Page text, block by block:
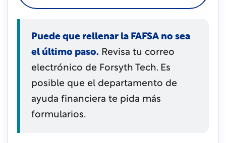
Puede que rellenar la FAFSA no sea
el último paso. Revisa tu correo
electrónico de Forsyth Tech. Es
posible que el departamento de
ayuda financiera te pida más
formularios.